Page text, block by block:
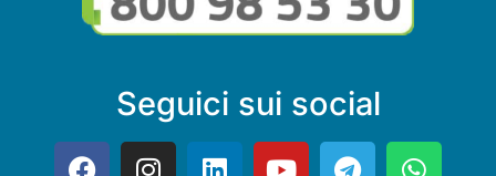
Seguici sui social